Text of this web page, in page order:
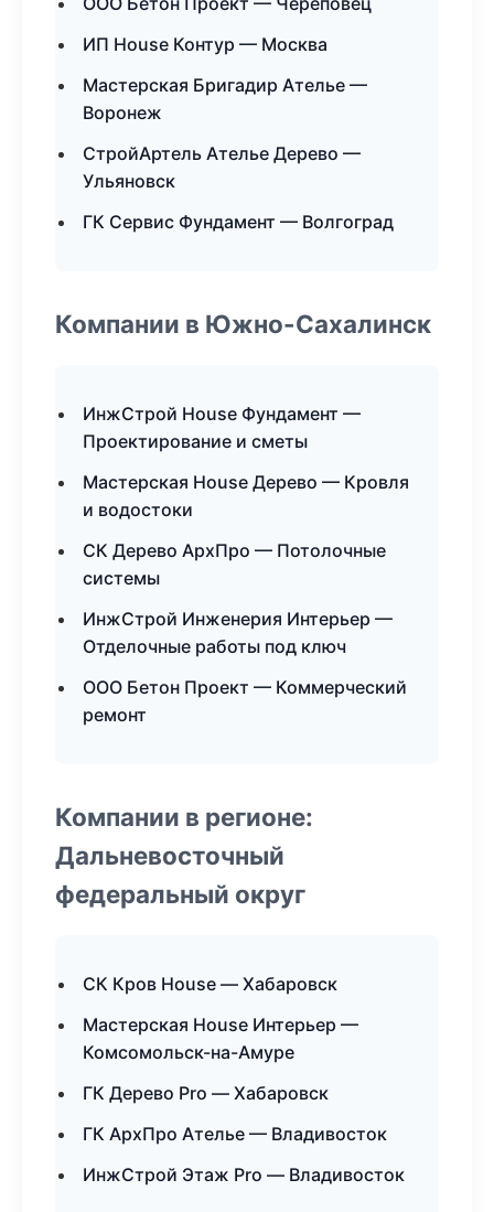
ИП House Контур — Москва
Мастерская Бригадир Ателье —
Воронеж
СтройАртель Ателье Дерево —
Ульяновск
ГК Сервис Фундамент — Волгоград
Компании в Южно-Сахалинск
ИнжСтрой House Фундамент —
Проектирование и сметы
Мастерская House Дерево — Кровля
и водостоки
СК Дерево АрхПро — Потолочные
системы
ИнжСтрой Инженерия Интерьер —
Отделочные работы под ключ
ООО Бетон Проект — Коммерческий
ремонт
Компании в регионе:
Дальневосточный
федеральный округ
СК Кров House — Хабаровск
Мастерская House Интерьер —
Комсомольск-на-Амуре
ГК Дерево Pro — Хабаровск
ГК АрхПро Ателье — Владивосток
ИнжСтрой Этаж Pro — Владивосток